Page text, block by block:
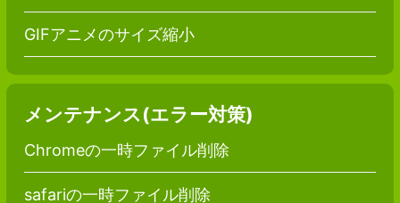
GIFアニメのサイズ縮小
メンテナンス(エラー対策)
Chromeの一時ファイル削除
safariの一時ファイル削除